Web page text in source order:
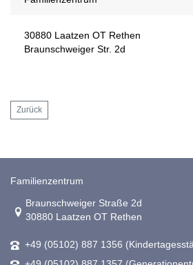
30880 Laatzen OT Rethen
Braunschweiger Str. 2d
Zurück
Familienzentrum
Link zur Google-Maps Navigation
Braunschweiger Straße 2d
30880 Laatzen OT Rethen
+49 (05102) 887 1356